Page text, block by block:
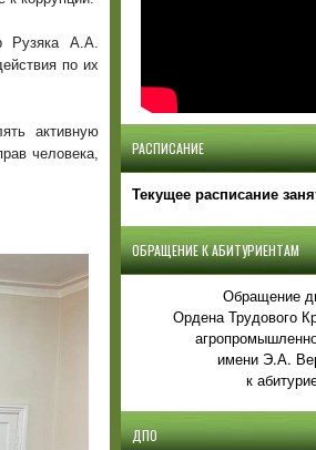
Рузяка А.А.
по их
активную
человека,
РАСПИСАНИЕ
Текущее расписание
ОБРАЩЕНИЕ К АБИТУРИЕНТАМ
Обращение
Ордена Трудового
имени Э.А.
к
ДПО